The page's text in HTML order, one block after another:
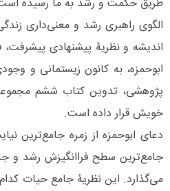
طریق حکمت و رشد به ما رسیده است،
الگوی راهبری رشد و معنی‌‌داری
اندیشه و نظریۀ پیشنهادی
ابوحمزه، به کانون زیستمانی و
پژوهشی، تدوین کتاب ششم مجموعۀ
خویش قرار داده است.
دعای ابوحمزه از ‌زمره جامع‌‌ترین
جامع‌‌ترین سطح فراانگیزش رشد و
می‌‌گذارد. این نظریۀ جامع حیات